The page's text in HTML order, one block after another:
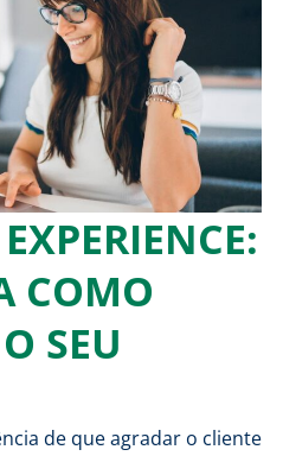
COMO
SEU
de que agradar o cliente